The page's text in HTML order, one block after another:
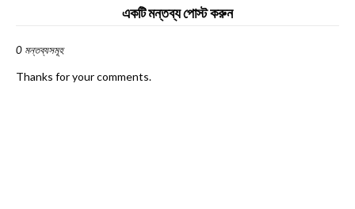
একটি মন্তব্য পোস্ট করুন
0 মন্তব্যসমূহ
Thanks for your comments.